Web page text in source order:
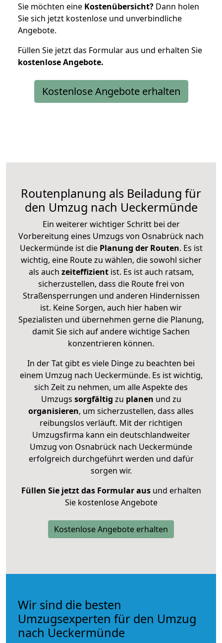
Sie möchten eine Kostenübersicht? Dann holen
Sie sich jetzt kostenlose und unverbindliche
Angebote.
Füllen Sie jetzt das Formular aus und erhalten Sie
kostenloseAngebote.
Kostenlose Angebote erhalten
Routenplanung als Beiladung für
den Umzug nach Ueckermünde
Ein weiterer wichtiger Schritt bei der
Vorbereitung eines Umzugs von Osnabrück nach
Ueckermünde ist diePlanung der Routen. Es ist
wichtig, eine Route zu wählen, die sowohl sicher
als auch zeiteffizientist. Es ist auch ratsam,
sicherzustellen, dass die Route frei von
Straßensperrungen und anderen Hindernissen
ist. Keine Sorgen, auch hier haben wir
Spezialisten und übernehmen gerne die Planung,
damit Sie sich auf andere wichtige Sachen
konzentrieren können.
In der Tat gibt es viele Dinge zu beachten bei
einem Umzug nach Ueckermünde. Es ist wichtig,
sich Zeit zu nehmen, um alle Aspekte des
Umzugs sorgfältig zu planen und zu
organisieren, um sicherzustellen, dass alles
reibungslos verläuft. Mit der richtigen
Umzugsfirma kann ein deutschlandweiter
Umzug von Osnabrück nach Ueckermünde
erfolgreich durchgeführt werden und dafür
sorgen wir.
Füllen Sie jetzt das Formular ausund erhalten
Sie kostenlose Angebote
Kostenlose Angebote erhalten
Wir sind die besten
Umzugsexperten für den Umzug
nach Ueckermünde